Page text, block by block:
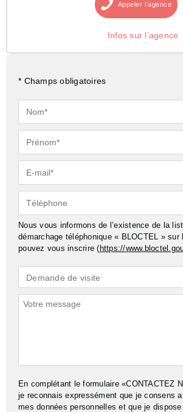
Appeler l’agence
Infos sur l’agence
* Champs obligatoires
Nom*
Prénom*
E-
mail*
Téléphone
Nous vous informons de l’existence de la
démarchage téléphonique « BLOCTEL » sur
pouvez vous inscrire (https://
Demande
*
Demande de visite
Commentaires
En complétant le formulaire «CONTACTEZ
je reconnais expressément que je consens
mes données personnelles et que je